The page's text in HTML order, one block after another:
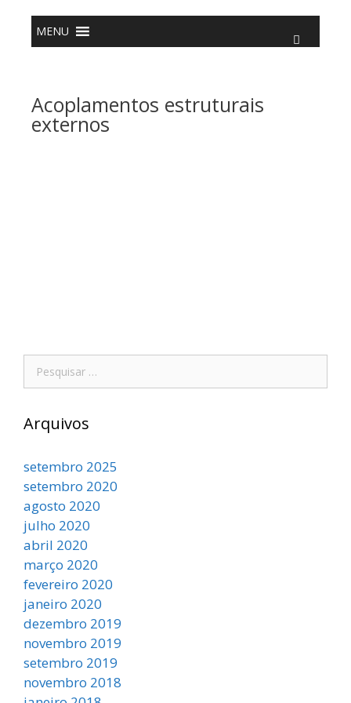
conteúdo
MENU
Acoplamentos estruturais
externos
Arquivos
setembro 2025
setembro 2020
agosto 2020
julho 2020
abril 2020
março 2020
fevereiro 2020
janeiro 2020
dezembro 2019
novembro 2019
setembro 2019
novembro 2018